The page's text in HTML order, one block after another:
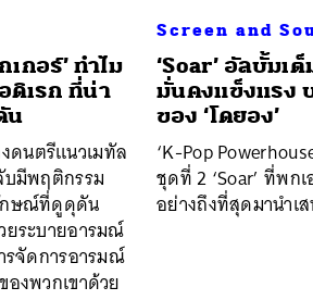
กอร์’ ทำไม
ดิเรก ที่น่า
น
นตรีแนวเมทัล
มีพฤติกรรม
กษณ์ที่ดูดุดัน
ยระบายอารมณ์
รจัดการอารมณ์
งพวกเขาด้วย
Screen and
‘Soar’ อัลบั้มเ
มั่นคงแข็งแรง
ของ ‘โดยอง’
‘K-Pop
ชุดที่ 2 ‘Soar’ ที่พก
อย่างถึงที่สุดมานำเ